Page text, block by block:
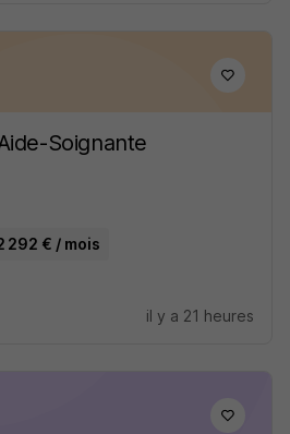
Soignante
292 € / mois
il y a 21 heures